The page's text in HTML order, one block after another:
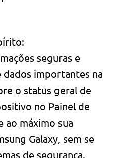
seguras e
importantes na
o status geral de
no Painel de
ao máximo sua
Galaxy, sem se
de segurança.